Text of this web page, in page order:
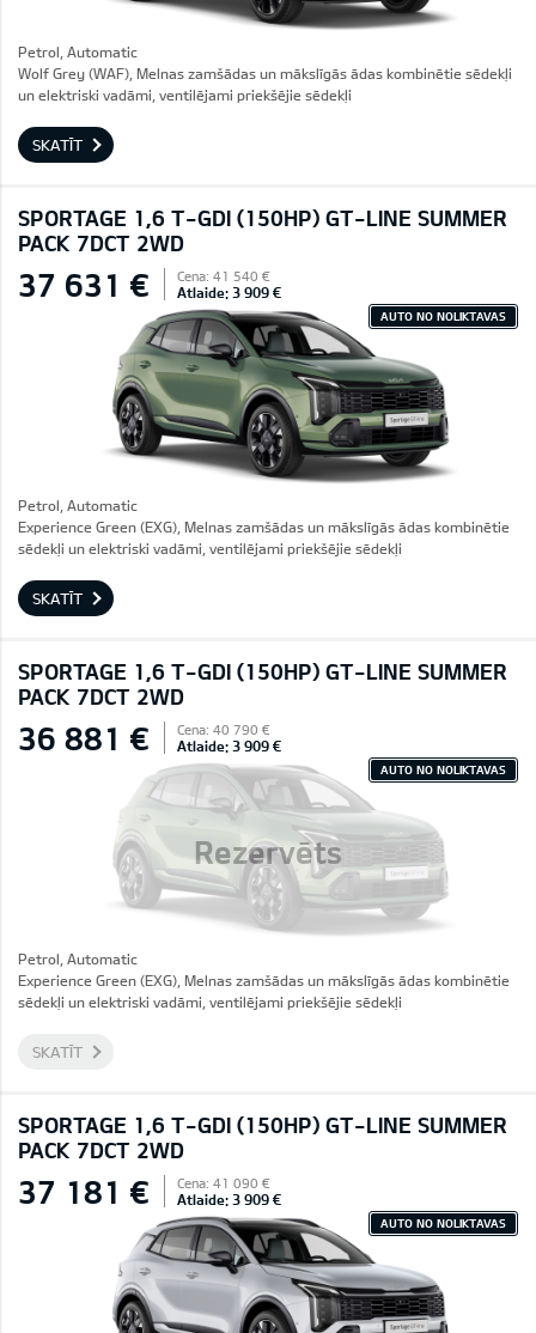
Petrol, Automatic
Wolf Grey (WAF), Melnas zamšādas un mākslīgās ādas kombinētie sēdekļi
un elektriski vadāmi, ventilējami priekšējie sēdekļi
SKATĪT
SPORTAGE 1,6 T-GDI (150HP) GT-LINE SUMMER
PACK 7DCT 2WD
37 631 € Cena: 41 540 €
Atlaide: 3 909 €
AUTO NO NOLIKTAVAS
Petrol, Automatic
Experience Green (EXG), Melnas zamšādas un mākslīgās ādas kombinētie
sēdekļi un elektriski vadāmi, ventilējami priekšējie sēdekļi
SKATĪT
SPORTAGE 1,6 T-GDI (150HP) GT-LINE SUMMER
PACK 7DCT 2WD
Rezervēts
36 881 € Cena: 40 790 €
Atlaide: 3 909 €
AUTO NO NOLIKTAVAS
Petrol, Automatic
Experience Green (EXG), Melnas zamšādas un mākslīgās ādas kombinētie
sēdekļi un elektriski vadāmi, ventilējami priekšējie sēdekļi
SKATĪT
SPORTAGE 1,6 T-GDI (150HP) GT-LINE SUMMER
PACK 7DCT 2WD
37 181 € Cena: 41 090 €
Atlaide: 3 909 €
AUTO NO NOLIKTAVAS